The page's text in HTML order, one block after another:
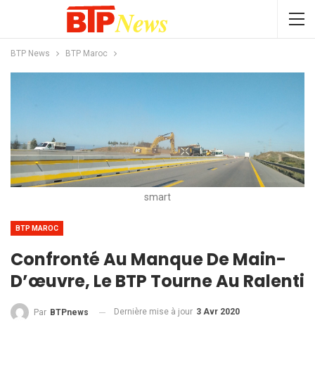
BTP News BTP Maroc
smart
BTP MAROC
Confronté Au Manque De Main-
D’œuvre, Le BTP Tourne Au Ralenti
Par BTPnews Dernière mise à jour 3 Avr 2020